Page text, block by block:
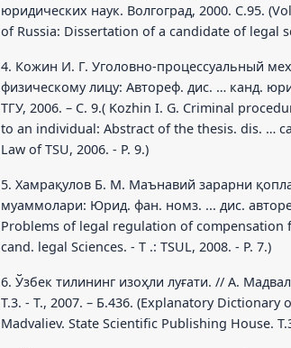
юридических наук. Волгоград, 2000. C.95.
of Russia: Dissertation of a candidate of legal
4. Кожин И. Г. Уголовно-процессуальный
физическому лицу: Автореф. дис. … канд.
ТГУ, 2006. – С. 9.( Kozhin I. G. Criminal
to an individual: Abstract of the thesis. dis. …
Law of TSU, 2006. - P. 9.)
5. Хамрақулов Б. М. Маънавий зарарни
муаммолари: Юрид. фан. номз. ... дис.
Problems of legal regulation of
cand. legal Sciences. - T .: TSUL, 2008. - P. 7.)
6. Ўзбек тилининг изоҳли луғати. // А.
T.3. - T., 2007. – Б.436. (Explanatory
Madvaliev. State Scientific Publishing House.